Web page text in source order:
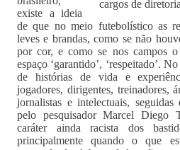
existe a ideia
de que no meio futebolístico as
leves e brandas, como se não
por cor, e como se nos campos
espaço ‘garantido’, ‘respeitado’.
de histórias de vida e
jogadores, dirigentes, treinadores,
jornalistas e intelectuais, seguidas
pelo pesquisador Marcel Diego
caráter ainda racista dos
principalmente quando o que